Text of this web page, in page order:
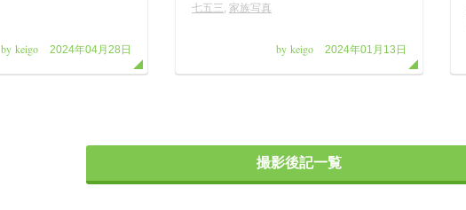
by keigo 2024年04月28日
七五三, 家族写真
by keigo 2024年01月13日
撮影後記一覧